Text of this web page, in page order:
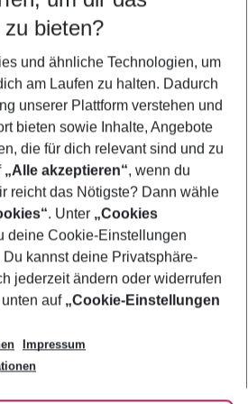
5-8 Nächte
Kinder
Filter anzeigen
bieten?
und ähnliche Technologien, um
am Laufen zu halten. Dadurch
unserer Plattform verstehen und
bieten sowie Inhalte, Angebote
die für dich relevant sind und zu
„Alle akzeptieren“, wenn du
reicht das Nötigste? Dann wähle
. Unter „Cookies
deine Cookie-Einstellungen
kannst deine Privatsphäre-
jederzeit ändern oder widerrufen
auf „Cookie-Einstellungen
Impressum